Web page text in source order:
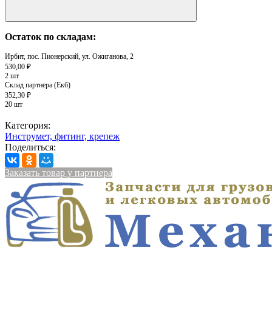
Остаток по складам:
Ирбит, пос. Пионерский, ул. Ожиганова, 2
530,00 ₽
2 шт
Склад партнера (Екб)
352,30 ₽
20 шт
Категория:
Инструмет, фитинг, крепеж
Поделиться:
Заказать товар у партнера